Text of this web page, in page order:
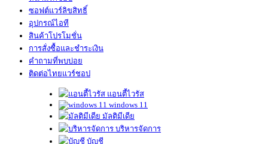
ซอฟต์แวร์ลิขสิทธิ์
อุปกรณ์ไอที
สินค้าโปรโมชั่น
การสั่งซื้อและชำระเงิน
คำถามที่พบบ่อย
ติดต่อไทยแวร์ชอป
แอนตี้ไวรัส
windows 11
มัลติมีเดีย
บริหารจัดการ
บัญชี